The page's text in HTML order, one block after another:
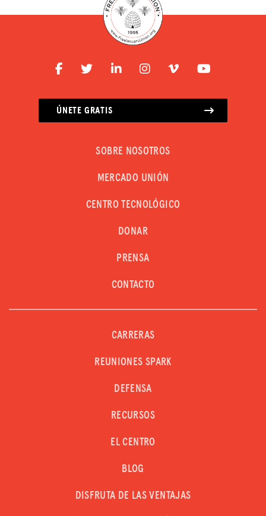
ÚNETE GRATIS
SOBRE NOSOTROS
MERCADO UNIÓN
CENTRO TECNOLÓGICO
DONAR
PRENSA
CONTACTO
CARRERAS
REUNIONES SPARK
DEFENSA
RECURSOS
EL CENTRO
BLOG
DISFRUTA DE LAS VENTAJAS